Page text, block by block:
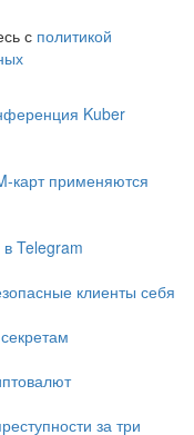
с политикой
Kuber
карт применяются
Telegram
клиенты себя
за три